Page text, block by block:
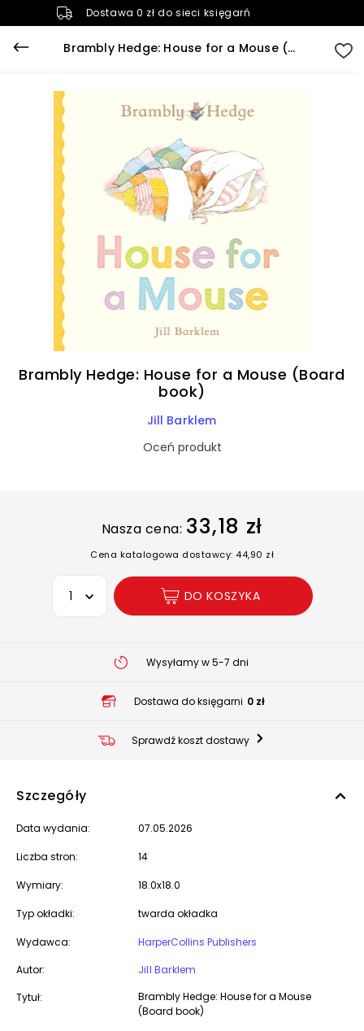
Dostawa 0 zł do sieci księgarń
Brambly Hedge: House for a Mouse (Board book)
Brambly Hedge: House for a Mouse (Board
book)
Jill Barklem
Oceń produkt
Nasza cena: 33,18 zł
Cena katalogowa dostawcy: 44,90 zł
Wybierz opcję
DO KOSZYKA
Wysyłamy w 5-7 dni
Dostawa do księgarni 0 zł
Sprawdź koszt dostawy
Szczegóły
Data wydania: 07.05.2026
Liczba stron: 14
Wymiary: 18.0x18.0
Typ okładki: twarda okładka
Wydawca:
HarperCollins Publishers
Autor:
Jill Barklem
Tytuł:
Brambly Hedge: House for a Mouse
(Board book)